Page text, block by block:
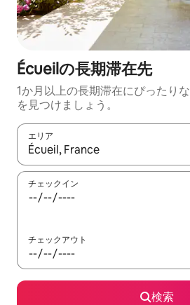
Écueilの長期滞在先
1か月以上の長期滞在にぴったり
を見つけましょう。
エリア
検索結果が表示されたら、上下の
チェックイン
チェックアウト
検索